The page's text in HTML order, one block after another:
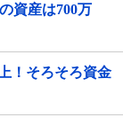
資産は700万
！そろそろ資金